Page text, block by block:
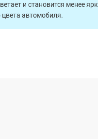
и становится менее
цвета автомобиля.